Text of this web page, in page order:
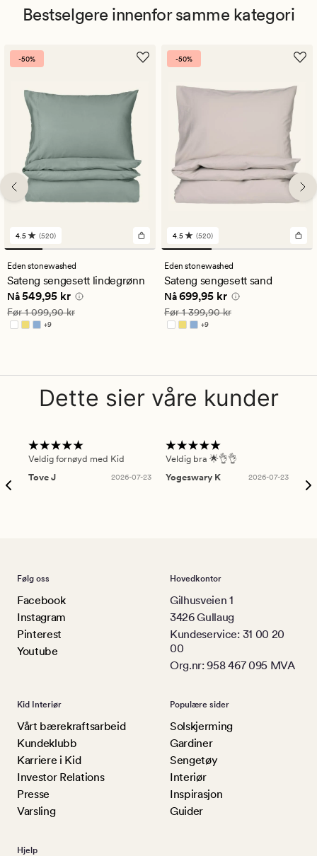
Bestselgere innenfor samme kategori
-50%
520
anmeldelser
med
en
gjennomsnittlig
vurdering
på
4.5
4.5 (520)
Eden stonewashed
Sateng sengesett lindegrønn
Nåværende pris
Nå549,95 kr
Vanlig pris 1 099,90 kr
Før1 099,90 kr
+9
Tilgjengelig i flere farger
-50%
520
anmeldelser
med
en
gjennomsnittlig
vurdering
på
4.5
4.5 (520)
Eden stonewashed
Sateng sengesett sand
Nåværende pris
Nå699,95 kr
Vanlig pris 1 399,90 kr
Før1 399,90 kr
+9
Tilgjengelig i flere farger
Dette sier våre kunder
Veldig fornøyd med Kid
Tove J
2026-07-23
Veldig bra 🌟👌👌
Yogeswary K
2026-07-23
Følg oss
Facebook
Instagram
Pinterest
Youtube
Hovedkontor
Gilhusveien 1
3426 Gullaug
Kundeservice: 31 00 20
00
Org.nr: 958 467 095 MVA
Kid Interiør
Vårt bærekraftsarbeid
Kundeklubb
Karriere i Kid
Investor Relations
Presse
Varsling
Populære sider
Solskjerming
Gardiner
Sengetøy
Interiør
Inspirasjon
Guider
Hjelp